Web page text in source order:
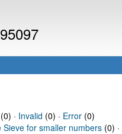
(0) · Invalid (0) · Error(0)
Sieve for smaller numbers (0) ·